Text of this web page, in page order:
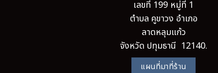
เลขที่ 199 หมู่ที่ 1
ตำบล คูขาวง อำเภอ
ลาดหลุมแก้ว
จังหวัด ปทุมธานี 12140.
แผนที่มาที่ร้าน